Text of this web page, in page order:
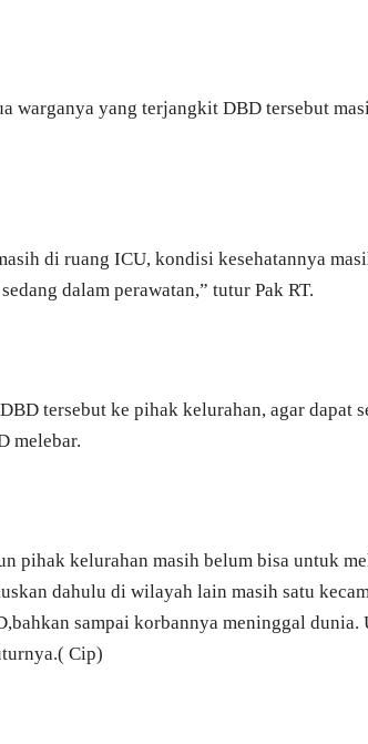
warganya yang terjangkit DBD tersebut
di ruang ICU, kondisi kesehatannya
dalam perawatan,” tutur Pak RT.
tersebut ke pihak kelurahan, agar dapat
melebar.
pihak kelurahan masih belum bisa untuk
dahulu di wilayah lain masih satu
sampai korbannya meninggal dunia.
Cip)